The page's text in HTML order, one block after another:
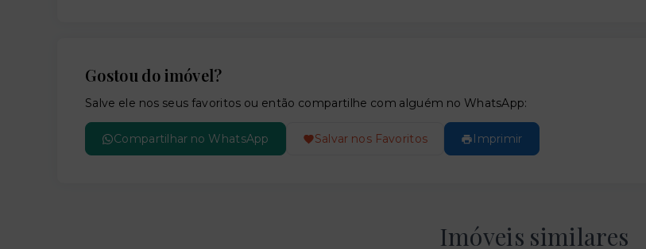
Gostou do imóvel?
Salve ele nos seus favoritos ou então compartilhe com alguém no WhatsApp:
Compartilhar no WhatsApp Salvar nos Favoritos Imprimir
Imóveis similares